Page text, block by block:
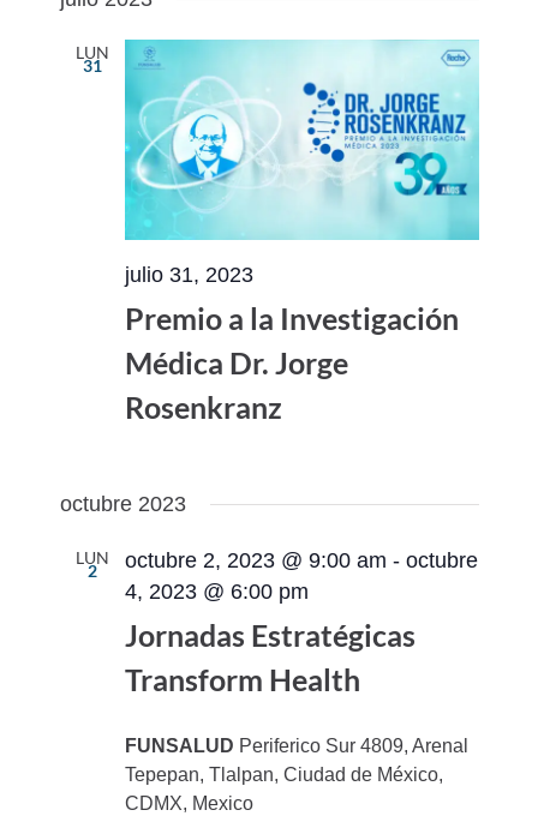
de
vistas
de
Eventos
de
Evento
fecha.
LUN
31
julio 31, 2023
Premio a la Investigación
Médica Dr. Jorge
Rosenkranz
octubre 2023
LUN
2 octubre 2, 2023 @ 9:00 am - octubre
4, 2023 @ 6:00 pm
Jornadas Estratégicas
Transform Health
FUNSALUD Periferico Sur 4809, Arenal
Tepepan, Tlalpan, Ciudad de México,
CDMX, Mexico